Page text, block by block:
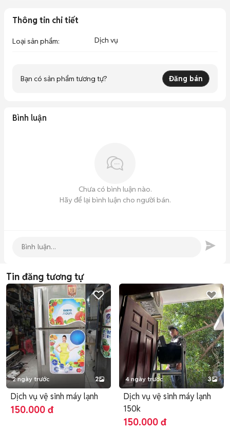
Thông tin chi tiết
Loại sản phẩm: Dịch vụ
Bạn có sản phẩm tương tự? Đăng bán
Bình luận
Chưa có bình luận nào.
Hãy để lại bình luận cho người bán.
Tin đăng tương tự
2 ngày trước 2
Dịch vụ vệ sinh máy lạnh
150.000 đ
4 ngày trước 3
Dịch vụ vệ sinh máy lạnh
150k
150.000 đ